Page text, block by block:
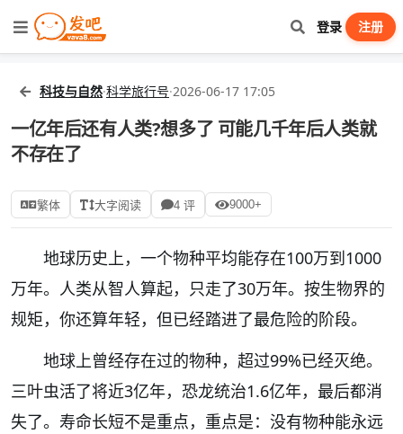
登录 注册
科技与自然·科学旅行号·2026-06-17 17:05
一亿年后还有人类?想多了 可能几千年后人类就
不存在了
繁体 大字阅读 4 评 9000+
地球历史上，一个物种平均能存在100万到1000
万年。人类从智人算起，只走了30万年。按生物界的
规矩，你还算年轻，但已经踏进了最危险的阶段。
地球上曾经存在过的物种，超过99%已经灭绝。
三叶虫活了将近3亿年，恐龙统治1.6亿年，最后都消
失了。寿命长短不是重点，重点是：没有物种能永远